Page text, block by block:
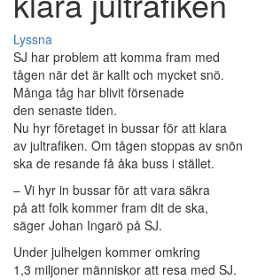
Lyssna
SJ har problem att komma fram med
tågen när det är kallt och mycket snö.
Många tåg har blivit försenade
den senaste tiden.
Nu hyr företaget in bussar för att klara
av jultrafiken. Om tågen stoppas av snön
ska de resande få åka buss i stället.
– Vi hyr in bussar för att vara säkra
på att folk kommer fram dit de ska,
säger Johan Ingarö på SJ.
Under julhelgen kommer omkring
1,3 miljoner människor att resa med SJ.